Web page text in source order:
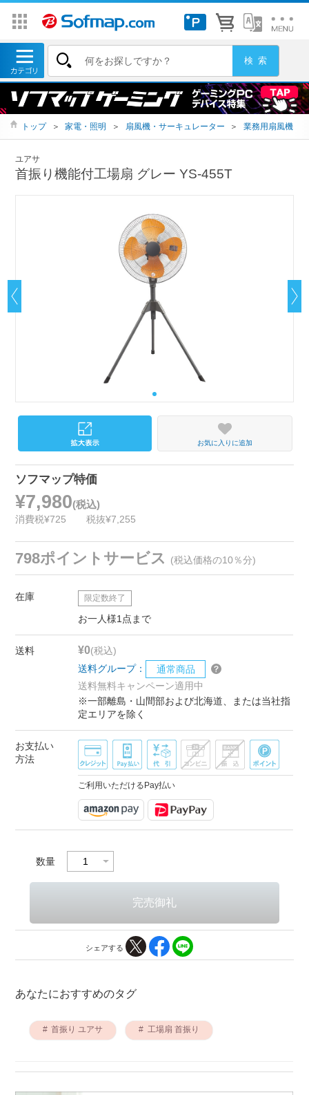
トップ ＞ 家電・照明 ＞ 扇風機・サーキュレーター ＞ 業務用扇風機
ユアサ
首振り機能付工場扇 グレー YS-455T
お気に入りに追加
ソフマップ特価
¥7,980(税込)
消費税¥725 税抜¥7,255
798ポイントサービス (税込価格の10％分)
在庫 限定数終了
お一人様1点まで
送料 ¥0(税込)
送料グループ：
通常商品
送料無料キャンペーン適用中
※一部離島・山間部および北海道、または当社指
定エリアを除く
お支払い
方法
ご利用いただけるPay払い
数量
シェアする
あなたにおすすめのタグ
首振り ユアサ 工場扇 首振り